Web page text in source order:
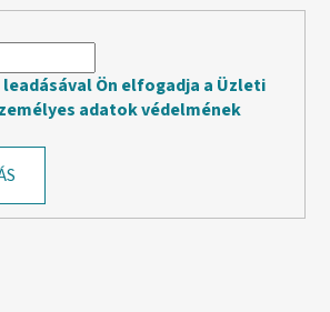
leadásával Ön elfogadja a Üzleti
adatok védelmének